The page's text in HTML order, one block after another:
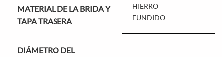
MATERIAL DE LA BRIDA Y
TAPA TRASERA
HIERRO
FUNDIDO
DIÁMETRO DEL